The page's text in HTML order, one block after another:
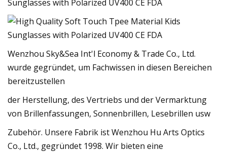
Wenzhou Sky&Sea Int'l Economy & Trade Co., Ltd.
wurde gegründet, um Fachwissen in diesen Bereichen
bereitzustellen
der Herstellung, des Vertriebs und der Vermarktung
von Brillenfassungen, Sonnenbrillen, Lesebrillen usw
Zubehör. Unsere Fabrik ist Wenzhou Hu Arts Optics
Co., Ltd., gegründet 1998. Wir bieten eine